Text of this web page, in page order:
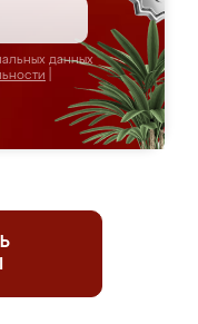
данных